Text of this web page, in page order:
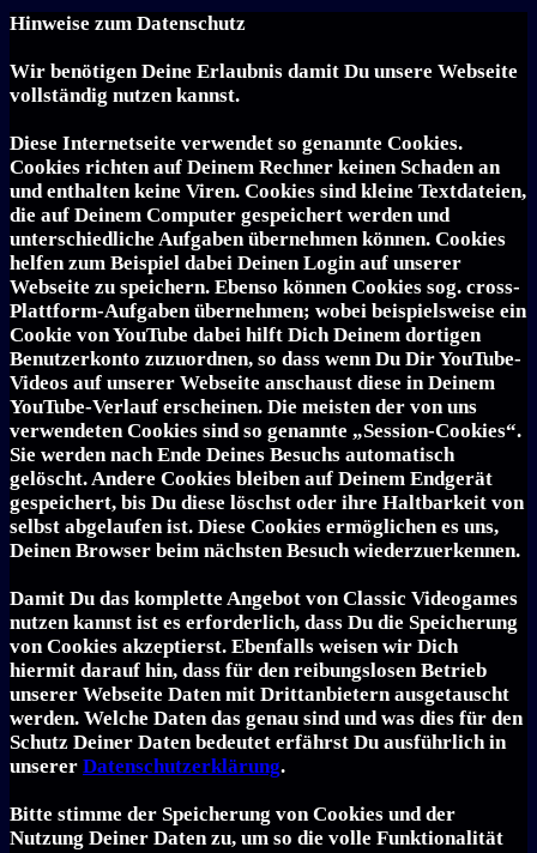
Hinweise zum Datenschutz
Wir benötigen Deine Erlaubnis damit Du unsere Webseite
vollständig nutzen kannst.
Diese Internetseite verwendet so genannte Cookies.
Cookies richten auf Deinem Rechner keinen Schaden an
und enthalten keine Viren. Cookies sind kleine Textdateien,
die auf Deinem Computer gespeichert werden und
unterschiedliche Aufgaben übernehmen können. Cookies
helfen zum Beispiel dabei Deinen Login auf unserer
Webseite zu speichern. Ebenso können Cookies sog. cross-
Plattform-Aufgaben übernehmen; wobei beispielsweise ein
Cookie von YouTube dabei hilft Dich Deinem dortigen
Benutzerkonto zuzuordnen, so dass wenn Du Dir YouTube-
Videos auf unserer Webseite anschaust diese in Deinem
YouTube-Verlauf erscheinen. Die meisten der von uns
verwendeten Cookies sind so genannte „Session-Cookies“.
Sie werden nach Ende Deines Besuchs automatisch
gelöscht. Andere Cookies bleiben auf Deinem Endgerät
gespeichert, bis Du diese löschst oder ihre Haltbarkeit von
selbst abgelaufen ist. Diese Cookies ermöglichen es uns,
Deinen Browser beim nächsten Besuch wiederzuerkennen.
Damit Du das komplette Angebot von Classic Videogames
nutzen kannst ist es erforderlich, dass Du die Speicherung
von Cookies akzeptierst. Ebenfalls weisen wir Dich
hiermit darauf hin, dass für den reibungslosen Betrieb
unserer Webseite Daten mit Drittanbietern ausgetauscht
werden. Welche Daten das genau sind und was dies für den
Schutz Deiner Daten bedeutet erfährst Du ausführlich in
unserer Datenschutzerklärung.
Bitte stimme der Speicherung von Cookies und der
Nutzung Deiner Daten zu, um so die volle Funktionalität